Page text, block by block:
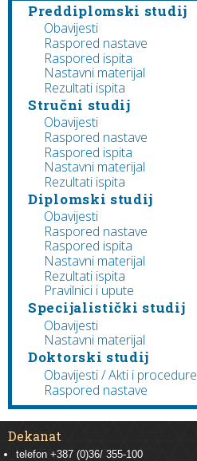
Preddiplomski studij
Obavijesti
Raspored nastave
Raspored ispita
Nastavni materijal
Rezultati ispita
Stručni studij
Obavijesti
Raspored nastave
Raspored ispita
Nastavni materijal
Rezultati ispita
Diplomski studij
Obavijesti
Raspored nastave
Raspored ispita
Nastavni materijal
Rezultati ispita
Pravilnici i upute
Specijalistički studij
Obavijesti
Nastavni materijal
Doktorski studij
Obavijesti / Akti i procedure
Raspored nastave
Dekanat
telefon +387 (0)36/ 355-100